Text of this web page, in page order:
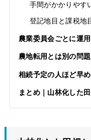
手間がかかりやす
登記地目と課税地
農業委員会ごとに運
農地転用とは別の問
相続予定の人ほど早
まとめ｜山林化した